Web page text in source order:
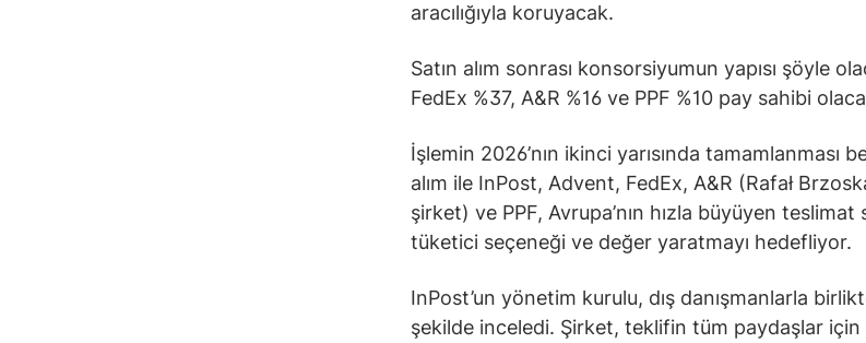
aracılığıyla koruyacak.
Satın alım sonrası konsorsiyumun yapısı şöyle
FedEx %37, A&R %16 ve PPF %10 pay sahibi
İşlemin 2026’nın ikinci yarısında tamamlanması
alım ile InPost, Advent, FedEx, A&R (Rafał
şirket) ve PPF, Avrupa’nın hızla büyüyen
tüketici seçeneği ve değer yaratmayı hedefliyor.
InPost’un yönetim kurulu, dış danışmanlarla
şekilde inceledi. Şirket, teklifin tüm paydaşlar için